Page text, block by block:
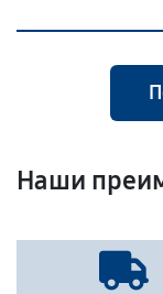
Наши